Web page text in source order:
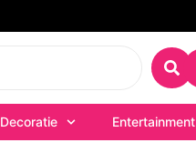
Decoratie